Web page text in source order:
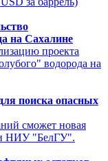
на Сахалине
проекта
водорода на
поиска опасных
сможет новая
НИУ "БелГУ".